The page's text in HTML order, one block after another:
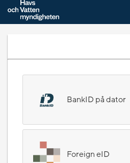
BankID på dator
Foreign eID